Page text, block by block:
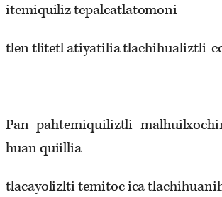
itemiquiliz tepalcatlatomoni
tlen tlitetl atiyatilia tlachihualiztli
Pan pahtemiquiliztli
huan quiillia
tlacayolizlti temitoc ica